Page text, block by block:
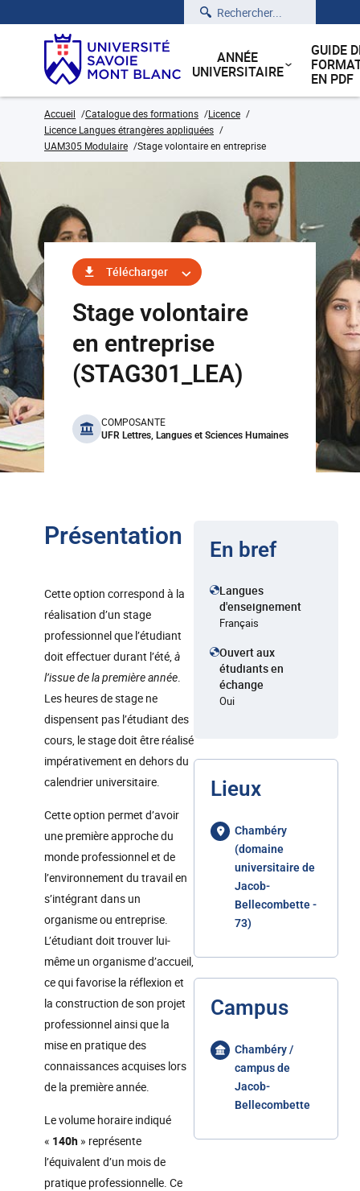
Rechercher
ANNÉE
UNIVERSITAIRE
GUIDE
EN PDF
Accueil Catalogue des formations
Licence
Licence Langues étrangères appliquées
UAM305 Modulaire
Stage volontaire en entreprise
Télécharger
Stage volontaire
en entreprise
(STAG301_LEA)
benefits
COMPOSANTE
UFR Lettres, Langues et Sciences Humaines
Présentation
Cette option correspond à la
réalisation d’un stage
professionnel que l’étudiant
doit effectuer durant l’été,à
l’issue de la première année.
Les heures de stage ne
dispensent pas l’étudiant des
cours, le stage doit être réalisé
impérativement en dehors du
calendrier universitaire.
Cette option permet d’avoir
une première approche du
monde professionnel et de
l’environnement du travail en
s’intégrant dans un
organisme ou entreprise.
L’étudiant doit trouver lui-
même un organisme d’accueil,
ce qui favorise la réflexion et
la construction de son projet
professionnel ainsi que la
mise en pratique des
connaissances acquises lors
de la première année.
Le volume horaire indiqué
« 140h » représente
l’équivalent d’un mois de
pratique professionnelle. Ce
En bref
Langues
d'enseignement
Français
Ouvert aux
étudiants en
échange
Oui
Lieux
Chambéry
(domaine
universitaire de
Jacob-
Bellecombette -
73)
Campus
Chambéry /
campus de
Jacob-
Bellecombette